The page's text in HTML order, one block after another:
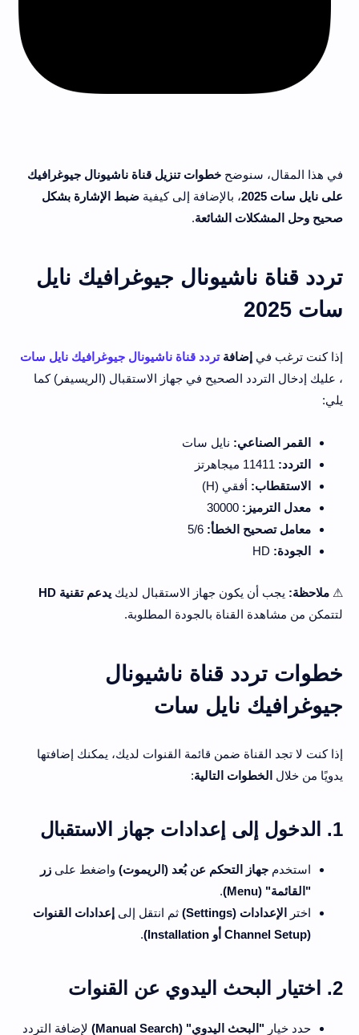
في هذا المقال، سنوضح خطوات تنزيل قناة ناشيونال جيوغرافيك
على نايل سات 2025
، بالإضافة إلى كيفية ضبط الإشارة بشكل
صحيح وحل المشكلات الشائعة.
تردد قناة ناشيونال جيوغرافيك نايل
سات 2025
إذا كنت ترغب في إضافةتردد قناة ناشيونال جيوغرافيك نايل سات
، عليك إدخال التردد الصحيح في جهاز الاستقبال (الريسيفر) كما
يلي:
القمر الصناعي: نايل سات
التردد:
الاستقطاب: أفقي (H)
معدل الترميز:
معامل تصحيح الخطأ:
الجودة:
⚠ ملاحظة: يجب أن يكون جهاز الاستقبال لديك يدعم تقنية HD
لتتمكن من مشاهدة القناة بالجودة المطلوبة.
خطوات تردد قناة ناشيونال
جيوغرافيك نايل سات
إذا كنت لا تجد القناة ضمن قائمة القنوات لديك، يمكنك إضافتها
يدويًا من خلال الخطوات التالية:
1. الدخول إلى إعدادات جهاز الاستقبال
استخدم جهاز التحكم عن بُعد (الريموت) واضغط على زر
"القائمة" (Menu)
.
اختر
الإعدادات (Settings) ثم انتقل إلى إعدادات القنوات
(Channel Setup أو Installation)
.
2. اختيار البحث اليدوي عن القنوات
حدد خيار "البحث اليدوي" (Manual Search) لإضافة التردد